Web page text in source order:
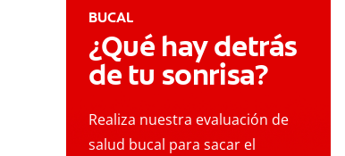
BUCAL
¿Qué hay detrás
de tu sonrisa?
Realiza nuestra evaluación de
salud bucal para sacar el